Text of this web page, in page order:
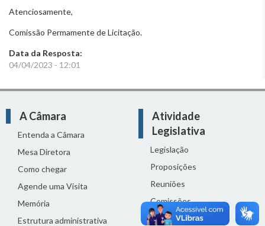
Atenciosamente,
Comissão Permamente de Licitação.
Data da Resposta:
04/04/2023 - 12:01
A Câmara
Entenda a Câmara
Mesa Diretora
Como chegar
Agende uma Visita
Memória
Estrutura administrativa
Atividade
Legislativa
Legislação
Proposições
Reuniões
Comissões
Ciclo Orçamentário